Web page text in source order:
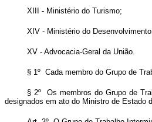
XIII - Ministério do Turismo;
XIV - Ministério do
XV - Advocacia-Geral da União.
§ 1º Cada membro do Grupo de
§ 2º Os membros do Grupo de
designados em ato do Ministro de Estado